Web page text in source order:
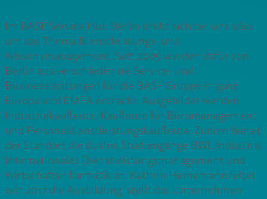
Im BASF Service Hub Berlin dreht sich bei uns alles
um das Thema Dienstleistungs- und
Wissensmanagement. Seit 2005 werden dafür von
Berlin aus verschiedenste Service- und
Businessleistungen für die BASF Gruppe in ganz
Europa und EMEA erbracht. Ausgebildet werden
Industriekaufleute, Kaufleute für Büromanagement
und Personaldienstleistungskaufleute. Zudem bietet
der Standort die dualen Studiengänge BWL Industrie,
Internationales Dienstleistungsmanagement und
Wirtschaftsinformatik an. Kathrin Heinemann leitet
seit 2017 die Ausbildung, stellt das Unternehmen